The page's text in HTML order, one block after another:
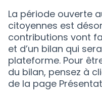
La période ouverte
citoyennes est
contributions vont
et d’un bilan qui
plateforme. Pour
du bilan, pensez à
de la page